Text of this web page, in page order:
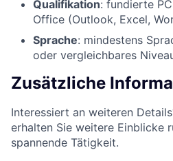
Qualifikation: fundierte
Office (Outlook, Excel,
Sprache: mindestens
oder vergleichbares
Zusätzliche
Interessiert an weiteren
erhalten Sie weitere Einblicke
spannende Tätigkeit.